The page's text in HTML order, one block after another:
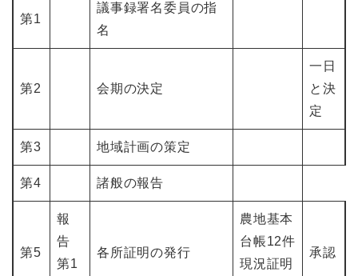
第1
議事録署名委員の指
名
第2 会期の決定
一日
と決
定
第3 地域計画の策定
第4 諸般の報告
第5
報
告
第1
各所証明の発行
農地基本
台帳12件
現況証明
承認